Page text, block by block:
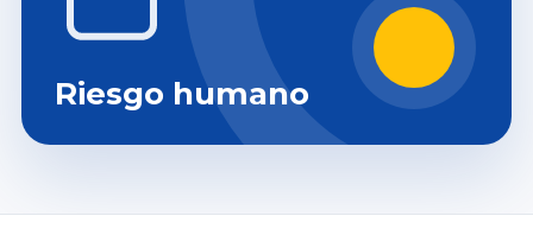
Riesgo humano